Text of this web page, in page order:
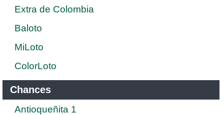
Extra de Colombia
Baloto
MiLoto
ColorLoto
Chances
Antioqueñita 1